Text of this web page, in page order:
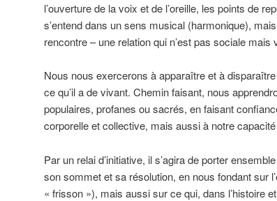
l’ouverture de la voix et de l’oreille, les points de
s’entend dans un sens musical (harmonique),
rencontre – une relation qui n’est pas sociale mais
Nous nous exercerons à apparaître et à
ce qu’il a de vivant. Chemin faisant, nous
populaires, profanes ou sacrés, en faisant
corporelle et collective, mais aussi à notre capacité
Par un relai d’initiative, il s’agira de porter
son sommet et sa résolution, en nous fondant sur
« frisson »), mais aussi sur ce qui, dans l’histoire